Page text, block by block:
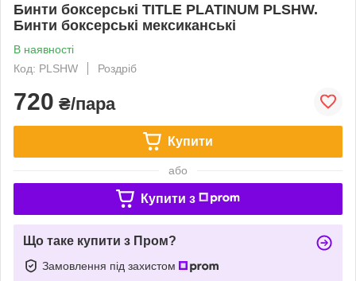
Бинти боксерські TITLE PLATINUM PLSHW.
Бинти боксерські мексиканські
В наявності
Код: PLSHW
Роздріб
720 ₴/пара
Купити
або
Купити з
Що таке купити з Пром?
Замовлення під захистом